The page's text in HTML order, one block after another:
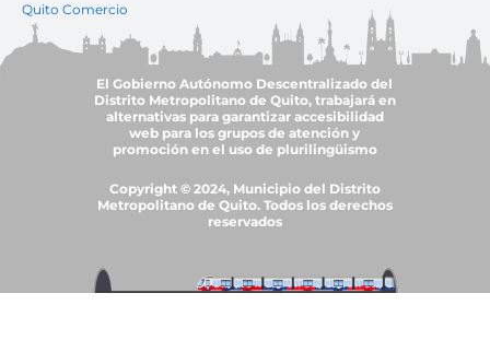
Quito Comercio
El Gobierno Autónomo Descentralizado del
Distrito Metropolitano de Quito, trabajará en
alternativas para garantizar accesibilidad
web para los grupos de atención y
promoción en el uso de plurilingüismo
Copyright © 2024, Municipio del Distrito
Metropolitano de Quito. Todos los derechos
reservados